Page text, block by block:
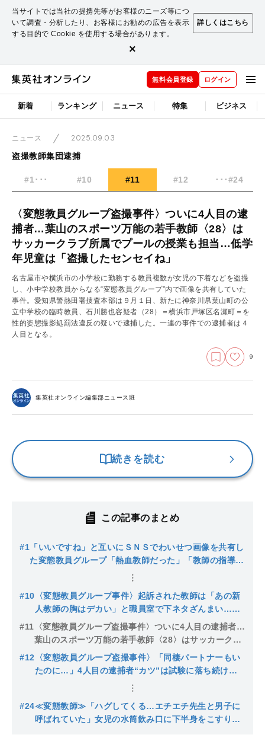
当サイトでは当社の提携先等がお客様のニーズ等につ
いて調査・分析したり、お客様にお勧めの広告を表示
する目的で Cookie を使用する場合があります。
詳しくはこちら
×
無料会員登録 ログイン
新着 ランキング ニュース 特集 ビジネス
ニュース
2025.09.03
盗撮教師集団逮捕
#1･･･ #10 #11 #12 ･･･#24
〈変態教員グループ盗撮事件〉ついに4人目の逮
捕者…葉山のスポーツ万能の若手教師〈28〉は
サッカークラブ所属でプールの授業も担当…低学
年児童は「盗撮したセンセイね」
名古屋市や横浜市の小学校に勤務する教員複数が女児の下着などを盗撮
し、小中学校教員からなる“変態教員グループ”内で画像を共有していた
事件。愛知県警熱田署捜査本部は９月１日、新たに神奈川県葉山町の公
立中学校の臨時教員、石川勝也容疑者（28）＝横浜市戸塚区名瀬町＝を
性的姿態撮影処罰法違反の疑いで逮捕した。一連の事件での逮捕者は４
人目となる。
9
集英社オンライン編集部ニュース班
続きを読む
この記事のまとめ
#1 「いいですね」と互いにＳＮＳでわいせつ画像を共有し
た変態教員グループ「熱血教師だった」「教師の指導も
していた」逮捕のきっかけは、少女のリュックに体液を
#10 〈変態教員グループ事件〉起訴された教師は「あの新
人教師の胸はデカい」と職員室で下ネタざんまい…他
のメンバーもリコーダーに体液、不同意わいせつも
#11 〈変態教員グループ盗撮事件〉ついに4人目の逮捕者…
葉山のスポーツ万能の若手教師〈28〉はサッカークラ
ブ所属でプールの授業も担当…低学年児童は「盗撮し
たセンセイね」
#12 〈変態教員グループ盗撮事件〉「同棲パートナーもい
たのに…」4人目の逮捕者“カツ”は試験に落ち続ける
「保健体育のセンセー」メンバーに意外な共通点も
#24≪変態教師≫「ハグしてくる…エチエチ先生と男子に
呼ばれていた」女児の水筒飲み口に下半身をこすりつ